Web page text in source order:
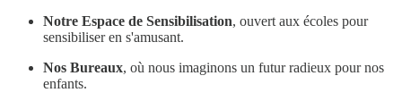
Notre Espace de Sensibilisation, ouvert aux écoles pour
sensibiliser en s'amusant.
Nos Bureaux, où nous imaginons un futur radieux pour nos
enfants.